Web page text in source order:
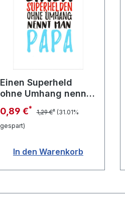
Einen Superheld
ohne Umhang nennt
man Papa
0,89 €* 1,29 €* (31.01%
gespart)
In den Warenkorb